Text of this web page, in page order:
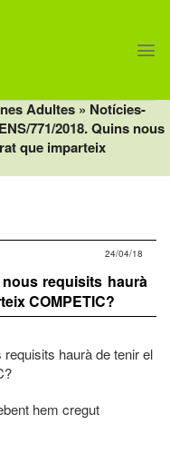
Adultes » Notícies-
771/2018. Quins nous
que imparteix
24/04/18
nous requisits haurà
COMPETIC?
requisits haurà de tenir el
hem cregut